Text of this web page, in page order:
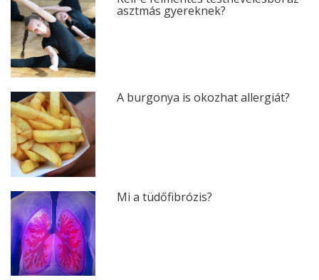
asztmás gyereknek?
A burgonya is okozhat allergiát?
Mi a tüdőfibrózis?